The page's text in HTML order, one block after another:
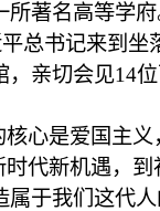
所著名高等学
总书记来到坐
，亲切会见14
心是爱国主义
时代新机遇，到
属于我们这代